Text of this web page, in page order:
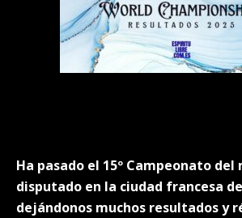
Ha pasado el 15º Campeonato del
disputado en la ciudad francesa
dejándonos muchos resultados y